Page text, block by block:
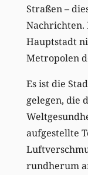
Straßen –
Nachrichten.
Hauptstadt
Metropolen
Es ist die
gelegen, die
aufgestellte
rundherum